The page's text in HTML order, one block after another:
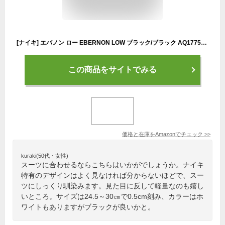
[ナイキ] エバノン ロー EBERNON LOW ブラック/ブラック AQ1775-003 ナイキジャパン正規品 26.0cm
この商品をサイトでみる
価格と在庫をAmazonでチェック >>
kuraki(50代・女性)
スーツに合わせるならこちらはいかがでしょうか。ナイキ
特有のデザインはよく見なければ分からないほどで、スー
ツにしっくり馴染みます。見た目に反して軽量なのも嬉し
いところ。サイズは24.5～30㎝で0.5cm刻み、カラーはホ
ワイトもありますがブラックが良いかと。